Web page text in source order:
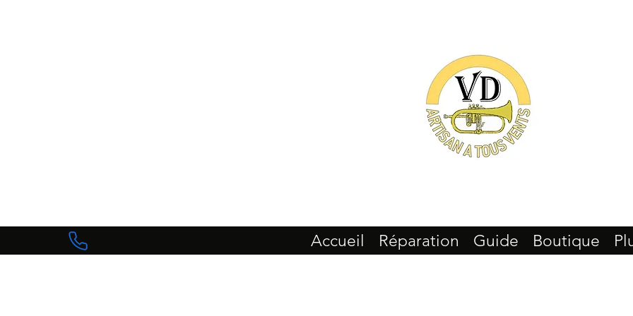
Accueil Réparation Guide Boutique